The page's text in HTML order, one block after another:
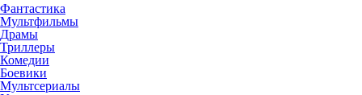
Фантастика
Мультфильмы
Драмы
Триллеры
Комедии
Боевики
Мультсериалы